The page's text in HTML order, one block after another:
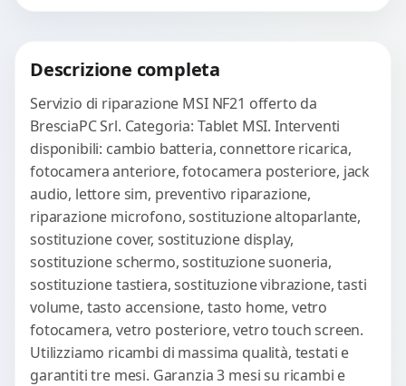
Descrizione completa
Servizio di riparazione MSI NF21 offerto da
BresciaPC Srl. Categoria: Tablet MSI. Interventi
disponibili: cambio batteria, connettore ricarica,
fotocamera anteriore, fotocamera posteriore, jack
audio, lettore sim, preventivo riparazione,
riparazione microfono, sostituzione altoparlante,
sostituzione cover, sostituzione display,
sostituzione schermo, sostituzione suoneria,
sostituzione tastiera, sostituzione vibrazione, tasti
volume, tasto accensione, tasto home, vetro
fotocamera, vetro posteriore, vetro touch screen.
Utilizziamo ricambi di massima qualità, testati e
garantiti tre mesi. Garanzia 3 mesi su ricambi e